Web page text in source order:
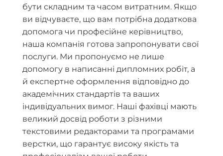
бути складним та часом витратним. Якщо
ви відчуваєте, що вам потрібна додаткова
допомога чи професійне керівництво,
наша компанія готова запропонувати свої
послуги. Ми пропонуємо не лише
допомогу в написанні дипломних робіт, а
й експертне оформлення відповідно до
академічних стандартів та ваших
індивідуальних вимог. Наші фахівці мають
великий досвід роботи з різними
текстовими редакторами та програмами
верстки, що гарантує високу якість та